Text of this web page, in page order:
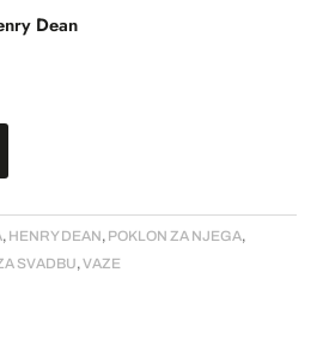
Dean
, HENRY DEAN, POKLON ZA NJEGA,
SVADBU,VAZE